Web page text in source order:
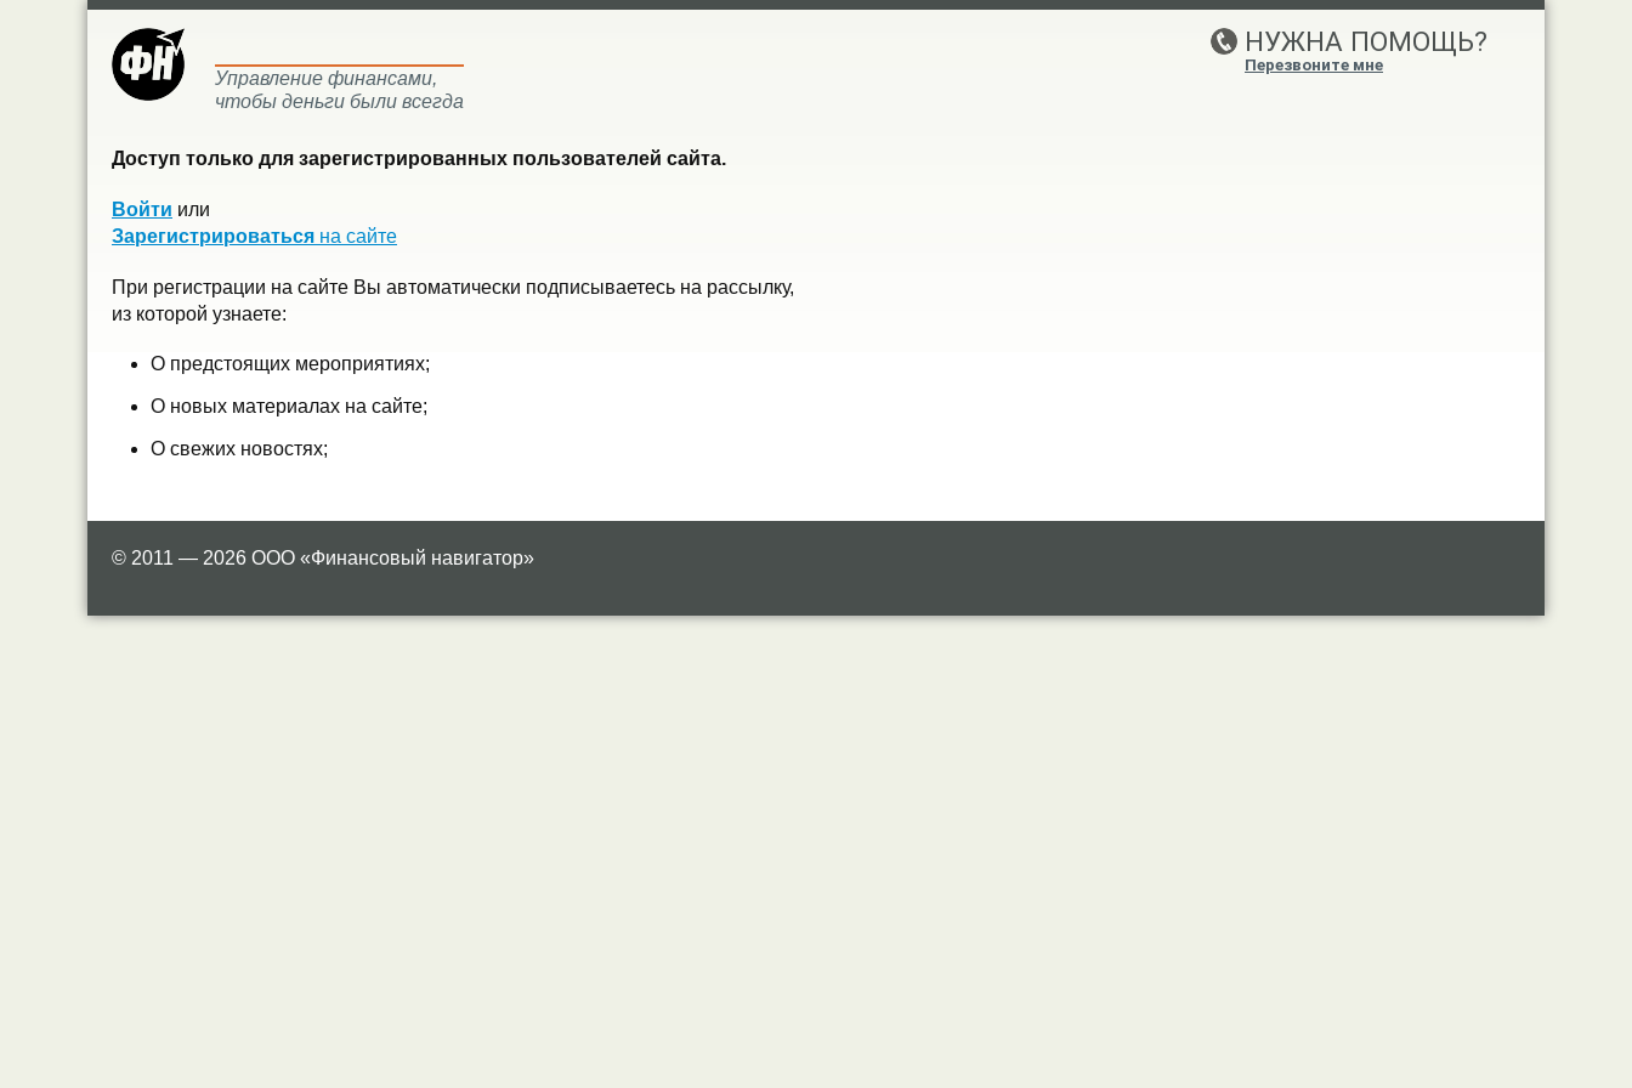
Управление финансами,
чтобы деньги были всегда
НУЖНА ПОМОЩЬ?
Перезвоните мне
Доступ только для зарегистрированных пользователей сайта.
Войти или
Зарегистрироваться на сайте
При регистрации на сайте Вы автоматически подписываетесь на рассылку,
из которой узнаете:
О предстоящих мероприятиях;
О новых материалах на сайте;
О свежих новостях;
© 2011 — 2026 ООО «Финансовый навигатор»